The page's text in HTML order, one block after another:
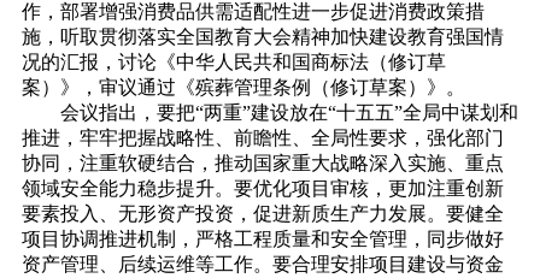
作，部署增强消费品供需适配性进一步促进消费政策措
施，听取贯彻落实全国教育大会精神加快建设教育强国情
况的汇报，讨论《中华人民共和国商标法（修订草
案）》，审议通过《殡葬管理条例（修订草案）》。
会议指出，要把“两重”建设放在“十五五”全局中谋划和
推进，牢牢把握战略性、前瞻性、全局性要求，强化部门
协同，注重软硬结合，推动国家重大战略深入实施、重点
领域安全能力稳步提升。要优化项目审核，更加注重创新
要素投入、无形资产投资，促进新质生产力发展。要健全
项目协调推进机制，严格工程质量和安全管理，同步做好
资产管理、后续运维等工作。要合理安排项目建设与资金